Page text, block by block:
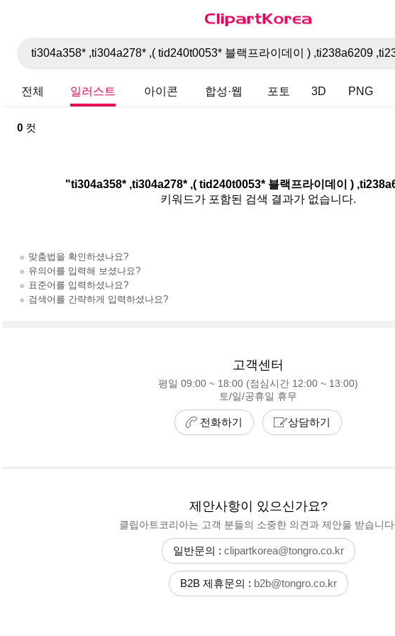
전체 일러스트 아이콘 합성·웹 포토 3D PNG
0 컷
키워드가 포함된 검색 결과가 없습니다.
맞춤법을 확인하셨나요?
유의어를 입력해 보셨나요?
표준어를 입력하셨나요?
검색어를 간략하게 입력하셨나요?
고객센터
평일 09:00 ~ 18:00 (점심시간 12:00 ~ 13:00)
토/일/공휴일 휴무
전화하기 상담하기
제안사항이 있으신가요?
클립아트코리아는 고객 분들의 소중한 의견과 제안을 받습니다.
일반문의 : clipartkorea@tongro.co.kr
B2B 제휴문의 : b2b@tongro.co.kr